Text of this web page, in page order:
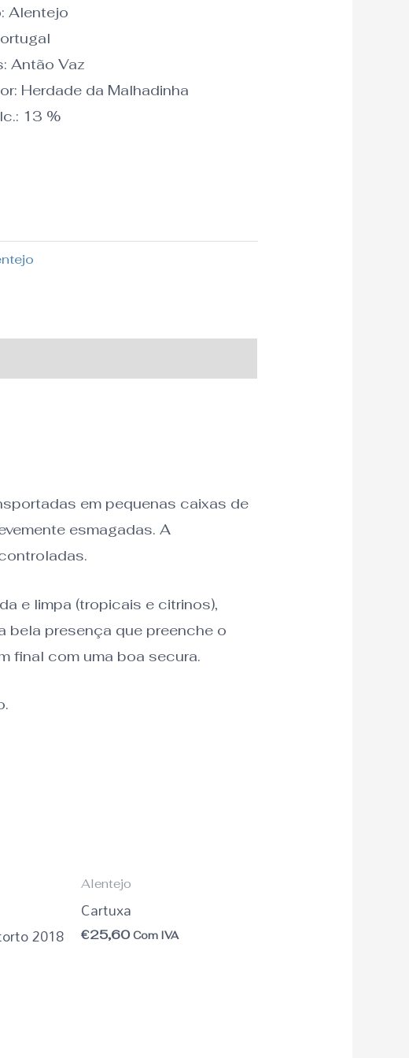
Alentejo
Antão Vaz
Herdade da Malhadinha
13 %
em pequenas caixas de
esmagadas. A
e limpa (tropicais e citrinos),
bela presença que preenche o
final com uma boa secura.
2018
Alentejo
Cartuxa
€25,60 Com IVA